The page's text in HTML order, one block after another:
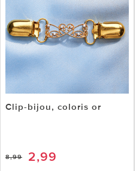
Clip-bijou, coloris or
8,99 2,99